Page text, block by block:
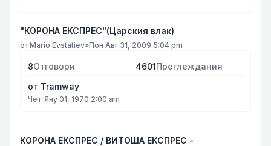
"КОРОНА ЕКСПРЕС"(Царския влак)
отMario Evstatiev»Пон Авг 31, 2009 5:04 pm
8Отговори 4601Преглеждания
от Tramway
Чет Яну 01, 1970 2:00 am
КОРОНА ЕКСПРЕС / ВИТОША ЕКСПРЕС -